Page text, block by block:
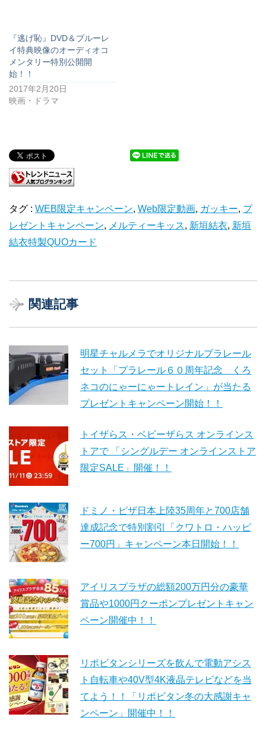
『逃げ恥』DVD＆ブルーレ
イ特典映像のオーディオコ
メンタリー特別公開開
始！！
2017年2月20日
映画・ドラマ
タグ : WEB限定キャンペーン, Web限定動画, ガッキー, プ
レゼントキャンペーン, メルティーキッス, 新垣結衣, 新垣
結衣特製QUOカード
関連記事
明星チャルメラでオリジナルプラレール
セット「プラレール６０周年記念 くろ
ネコのにゃーにゃートレイン」が当たる
プレゼントキャンペーン開始！！
トイザらス・ベビーザらス オンラインス
トアで 「シングルデー オンラインストア
限定SALE」開催！！
ドミノ・ピザ日本上陸35周年と700店舗
達成記念で特別割引「クワトロ・ハッピ
ー700円」キャンペーン本日開始！！
アイリスプラザの総額200万円分の豪華
賞品や1000円クーポンプレゼントキャン
ペーン開催中！！
リポビタンシリーズを飲んで電動アシス
ト自転車や40V型4K液晶テレビなどを当
てよう！！「リポビタン冬の大感謝キャ
ンペーン」開催中！！